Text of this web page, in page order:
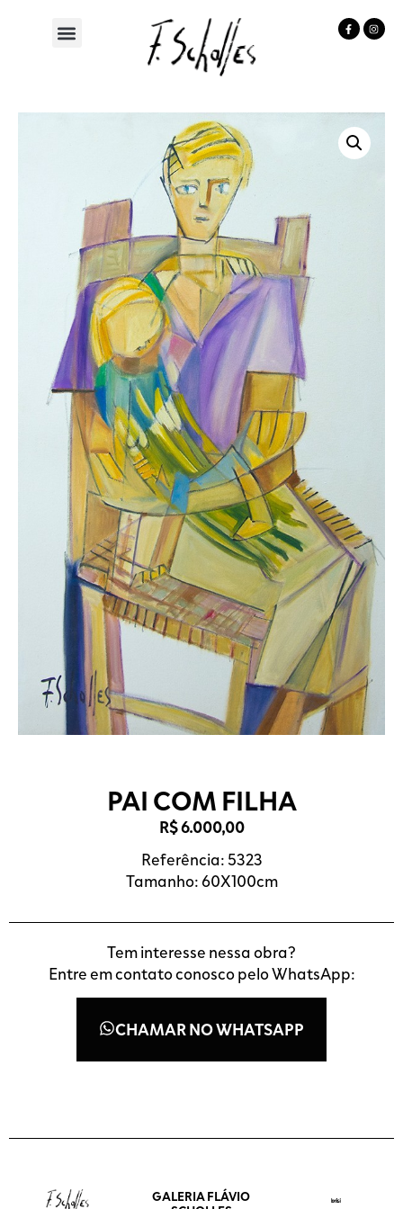
PAI COM FILHA
R$6.000,00
Referência: 5323
Tamanho: 60X100cm
Tem interesse nessa obra?
Entre em contato conosco pelo WhatsApp:
CHAMAR NO WHATSAPP
GALERIA FLÁVIO